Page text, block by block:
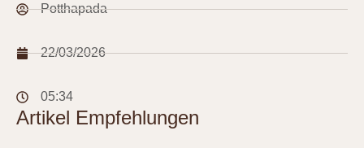
Potthapada
22/03/2026
05:34
Artikel Empfehlungen